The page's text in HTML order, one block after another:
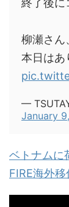
終了後に
柳瀬さん
本日はあ
—
January
ベトナムに
FIRE海外